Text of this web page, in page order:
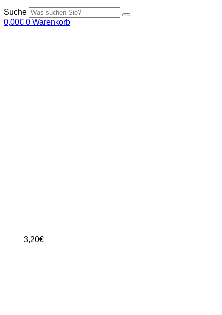
Suche
0,00€ 0 Warenkorb
3,20€